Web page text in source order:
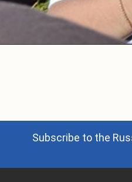
Subscribe to the